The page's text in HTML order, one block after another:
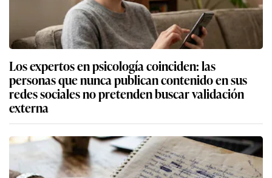
Los expertos en psicología coinciden: las
personas que nunca publican contenido en sus
redes sociales no pretenden buscar validación
externa